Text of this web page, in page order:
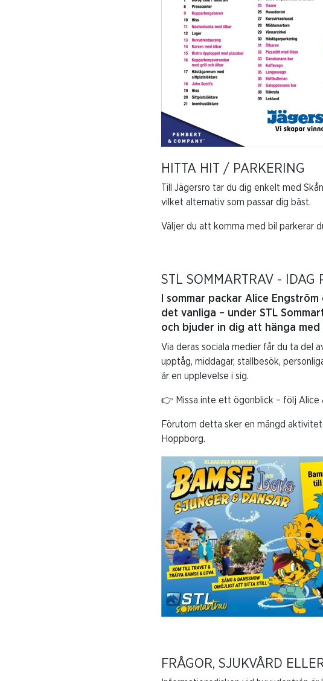
HITTA HIT / PARKERING
Till Jägersro tar du dig enkelt med
vilket alternativ som passar dig bäst.
Väljer du att komma med bil parkerar
STL SOMMARTRAV - IDAG
I sommar packar Alice
det vanliga – under STL
och bjuder in dig att hänga med
Via deras sociala medier får du ta del
upptåg, middagar, stallbesök,
är en upplevelse i sig.
👉 Missa inte ett ögonblick – följ Alice
Förutom detta sker en mängd
Hoppborg.
FRÅGOR, SJUKVÅRD